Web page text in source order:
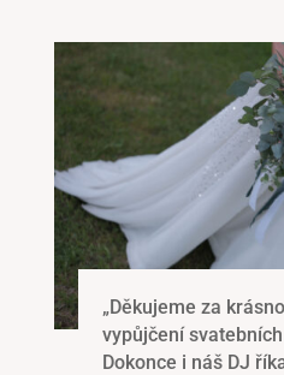
„Děkujeme za
vypůjčení
Dokonce i náš DJ